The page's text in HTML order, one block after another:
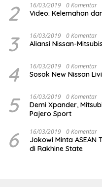
2 16/03/2019 0 Komentar
Video: Kelemahan
3 16/03/2019 0 Komentar
Aliansi Nissan-
4 16/03/2019 0 Komentar
Sosok New Nissan
5 16/03/2019 0 Komentar
Demi Xpander,
Pajero Sport
6 16/03/2019 0 Komentar
Jokowi Minta ASEAN
di Rakhine State